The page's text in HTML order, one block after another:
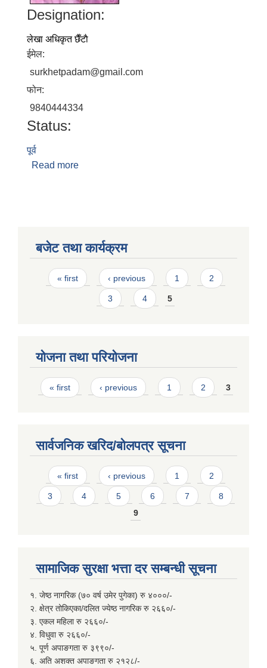
Designation:
लेखा अधिकृत छैँटाै
ईमेल:
surkhetpadam@gmail.com
फोन:
9840444334
Status:
पूर्व
Read more
बजेट तथा कार्यक्रम
Pages
« first ‹ previous 1 2
3 4 5
योजना तथा परियोजना
Pages
« first ‹ previous 1 2 3
सार्वजनिक खरिद/बोलपत्र सूचना
Pages
« first ‹ previous 1 2
3 4 5 6 7
8
9
सामाजिक सुरक्षा भत्ता दर सम्बन्धी सूचना
१. जेष्ठ नागरिक (७० वर्ष उमेर पुगेका) रु ४०००/-
२. क्षेत्र तोकिएका/दलित ज्येष्ठ नागरिक रु २६६०/-
३. एकल महिला रु २६६०/-
४. विधुवा रु २६६०/-
५. पूर्ण अपाङगता रु ३९९०/-
६. अति अशक्त अपाङगता रु २१२८/-